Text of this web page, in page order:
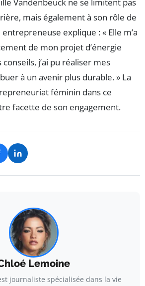
mais également à son rôle de
explique : « Elle m’a
de mon projet d’énergie
j’ai pu réaliser mes
à un avenir plus durable. » La
féminin dans ce
facette de son engagement.
Lemoine
journaliste spécialisée dans la vie